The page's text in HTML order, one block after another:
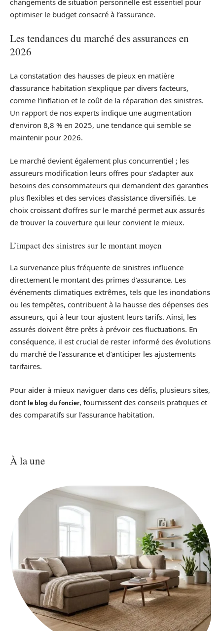
optimiser le budget consacré à l’assurance.
Les tendances du marché des assurances en
2026
La constatation des hausses de pieux en matière
d’assurance habitation s’explique par divers facteurs,
comme l’inflation et le coût de la réparation des sinistres.
Un rapport de nos experts indique une augmentation
d’environ 8,8 % en 2025, une tendance qui semble se
maintenir pour 2026.
Le marché devient également plus concurrentiel ; les
assureurs modification leurs offres pour s’adapter aux
besoins des consommateurs qui demandent des garanties
plus flexibles et des services d’assistance diversifiés. Le
choix croissant d’offres sur le marché permet aux assurés
de trouver la couverture qui leur convient le mieux.
L’impact des sinistres sur le montant moyen
La survenance plus fréquente de sinistres influence
directement le montant des primes d’assurance. Les
événements climatiques extrêmes, tels que les inondations
ou les tempêtes, contribuent à la hausse des dépenses des
assureurs, qui à leur tour ajustent leurs tarifs. Ainsi, les
assurés doivent être prêts à prévoir ces fluctuations. En
conséquence, il est crucial de rester informé des évolutions
du marché de l’assurance et d’anticiper les ajustements
tarifaires.
Pour aider à mieux naviguer dans ces défis, plusieurs sites,
dont le blog du foncier, fournissent des conseils pratiques et
des comparatifs sur l’assurance habitation.
À la une